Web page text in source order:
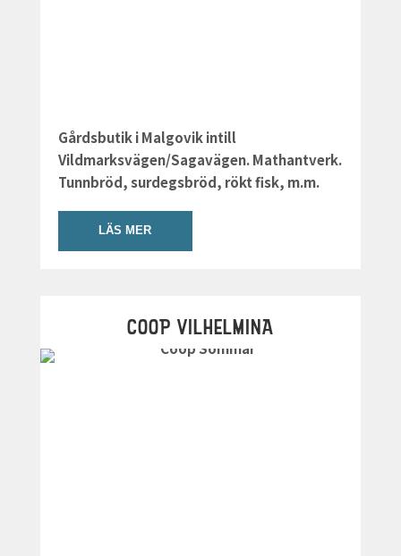
Gårdsbutik i Malgovik intill
Vildmarksvägen/Sagavägen. Mathantverk.
Tunnbröd, surdegsbröd, rökt fisk, m.m.
LÄS MER
COOP VILHELMINA